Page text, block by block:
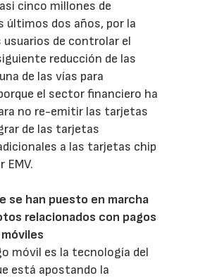
cinco millones de
últimos dos años, por la
de controlar el
reducción de las
de las vías para
el sector financiero ha
no re-emitir las tarjetas
de las tarjetas
a las tarjetas chip
EMV.
se han puesto en marcha
relacionados con pagos
móvil es la tecnología del
está apostando la